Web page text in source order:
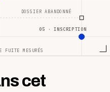
05 · INSCRIPTION
DOSSIER ABANDONNÉ
MESURÉS
cet